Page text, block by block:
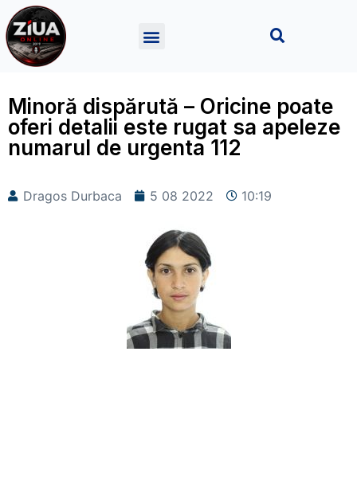
Minoră dispărută – Oricine poate
oferi detalii este rugat sa apeleze
numarul de urgenta 112
Dragos Durbaca 5 08 2022 10:19